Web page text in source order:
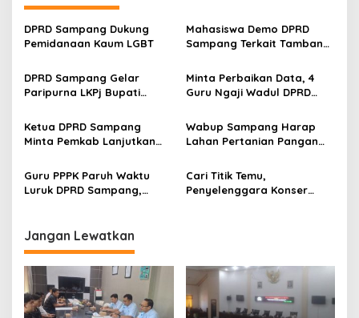
DPRD Sampang Dukung
Pemidanaan Kaum LGBT
Mahasiswa Demo DPRD
Sampang Terkait Tambang
DPRD Sampang Gelar
Paripurna LKPj Bupati
Minta Perbaikan Data, 4
Guru Ngaji Wadul DPRD
Ketua DPRD Sampang
Minta Pemkab Lanjutkan
Masyarakat
Wabup Sampang Harap
Lahan Pertanian Pangan
Guru PPPK Paruh Waktu
Luruk DPRD Sampang,
Cari Titik Temu,
Penyelenggara Konser
Jangan Lewatkan